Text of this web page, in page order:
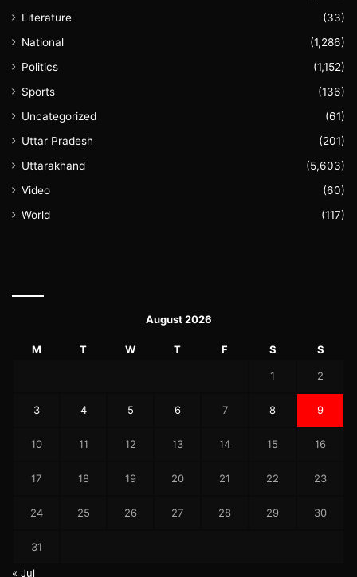
Literature
(33)
National
(1,286)
Politics
(1,152)
Sports
(136)
Uncategorized
(61)
Uttar Pradesh
(201)
Uttarakhand
(5,603)
Video
(60)
World
(117)
August 2026
M T W T F S S
1 2
3 4 5 6 7 8 9
10 11 12 13 14 15 16
17 18 19 20 21 22 23
24 25 26 27 28 29 30
31
« Jul